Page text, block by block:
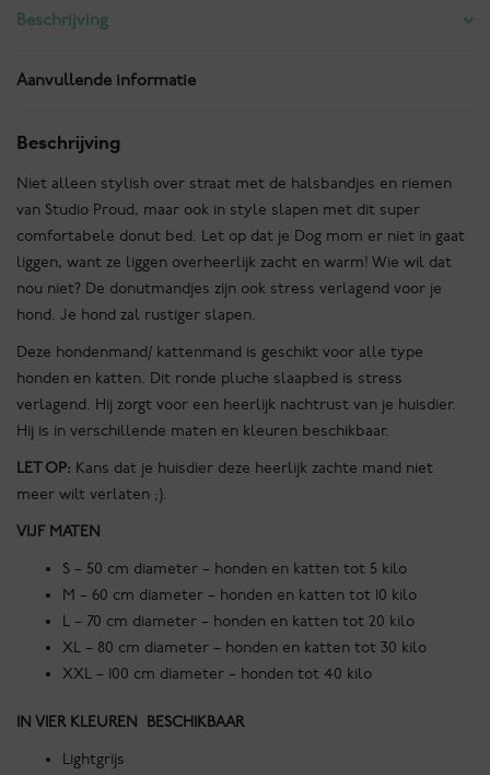
-
&
Roze
aantal
Beschrijving
Aanvullende informatie
Beschrijving
Niet alleen stylish over straat met de halsbandjes en riemen
van Studio Proud, maar ook in style slapen met dit super
comfortabele donut bed. Let op dat je Dog mom er niet in gaat
liggen, want ze liggen overheerlijk zacht en warm! Wie wil dat
nou niet? De donutmandjes zijn ook stress verlagend voor je
hond. Je hond zal rustiger slapen.
Deze hondenmand/ kattenmand is geschikt voor alle type
honden en katten. Dit ronde pluche slaapbed is stress
verlagend. Hij zorgt voor een heerlijk nachtrust van je huisdier.
Hij is in verschillende maten en kleuren beschikbaar.
LET OP: Kans dat je huisdier deze heerlijk zachte mand niet
meer wilt verlaten ;).
VIJF MATEN
S – 50 cm diameter – honden en katten tot 5 kilo
M – 60 cm diameter – honden en katten tot 10 kilo
L – 70 cm diameter – honden en katten tot 20 kilo
XL – 80 cm diameter – honden en katten tot 30 kilo
XXL – 100 cm diameter – honden tot 40 kilo
IN VIER KLEUREN BESCHIKBAAR
Lightgrijs